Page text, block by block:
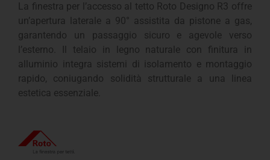
La finestra per l’accesso al tetto Roto Designo R3 offre
un’apertura laterale a 90° assistita da pistone a gas,
garantendo un passaggio sicuro e agevole verso
l’esterno. Il telaio in legno naturale con finitura in
alluminio integra sistemi di isolamento e montaggio
rapido, coniugando solidità strutturale a una linea
estetica essenziale.